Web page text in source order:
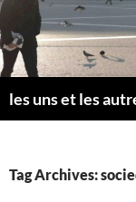
Skip
to
content
les uns et les
Tag Archives: